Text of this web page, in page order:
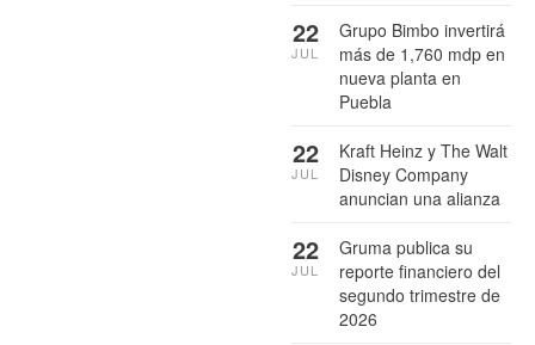
Grupo Bimbo invertirá
más de 1,760 mdp en
nueva planta en
Puebla
22
JUL
Kraft Heinz y The Walt
Disney Company
anuncian una alianza
22
JUL
Gruma publica su
reporte financiero del
segundo trimestre de
2026
22
JUL